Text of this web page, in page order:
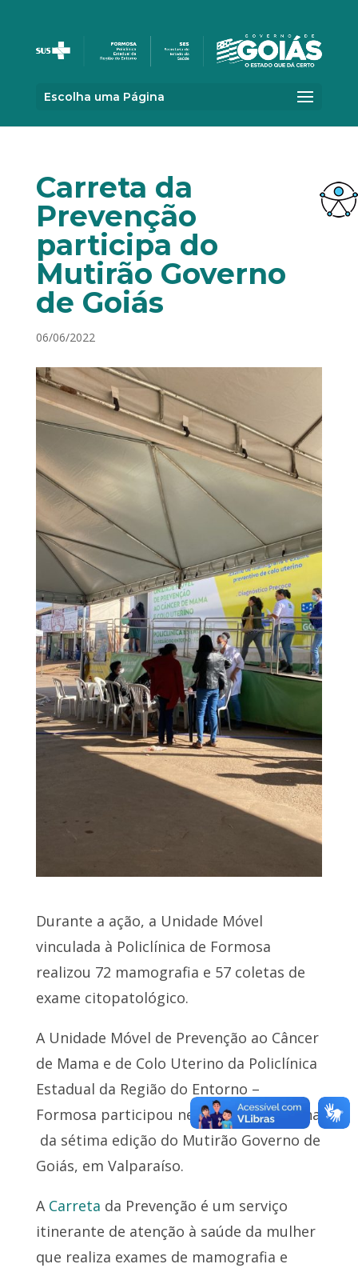
Escolha uma Página
Carreta da
Prevenção
participa do
Mutirão Governo
de Goiás
06/06/2022
Durante a ação, a Unidade Móvel
vinculada à Policlínica de Formosa
realizou 72 mamografia e 57 coletas de
exame citopatológico.
A Unidade Móvel de Prevenção ao Câncer
de Mama e de Colo Uterino da Policlínica
Estadual da Região do Entorno –
Formosa participou neste fim de semana
da sétima edição do Mutirão Governo de
Goiás, em Valparaíso.
A Carreta da Prevenção é um serviço
itinerante de atenção à saúde da mulher
que realiza exames de mamografia e